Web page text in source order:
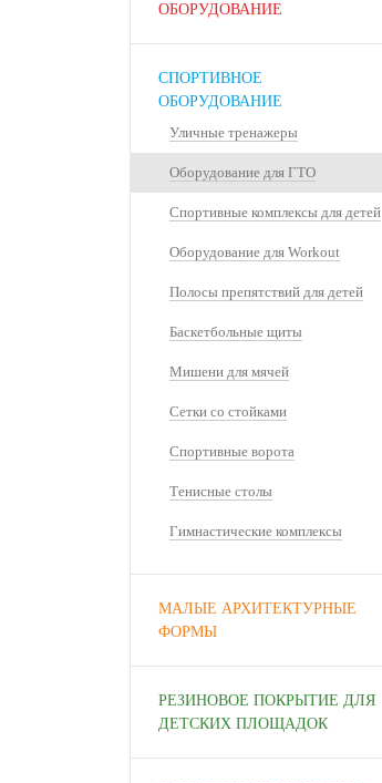
ОБОРУДОВАНИЕ
СПОРТИВНОЕ
ОБОРУДОВАНИЕ
Уличные тренажеры
Оборудование для ГТО
Спортивные комплексы для детей
Оборудование для Workout
Полосы препятствий для детей
Баскетбольные щиты
Мишени для мячей
Сетки со стойками
Спортивные ворота
Тенисные столы
Гимнастические комплексы
МАЛЫЕ АРХИТЕКТУРНЫЕ
ФОРМЫ
РЕЗИНОВОЕ ПОКРЫТИЕ ДЛЯ
ДЕТСКИХ ПЛОЩАДОК